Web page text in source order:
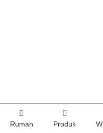
Rumah Produk